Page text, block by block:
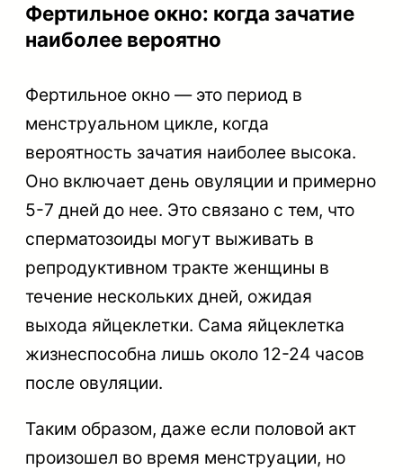
Фертильное окно: когда зачатие
наиболее вероятно
Фертильное окно — это период в
менструальном цикле, когда
вероятность зачатия наиболее высока.
Оно включает день овуляции и примерно
5-7 дней до нее. Это связано с тем, что
сперматозоиды могут выживать в
репродуктивном тракте женщины в
течение нескольких дней, ожидая
выхода яйцеклетки. Сама яйцеклетка
жизнеспособна лишь около 12-24 часов
после овуляции.
Таким образом, даже если половой акт
произошел во время менструации, но